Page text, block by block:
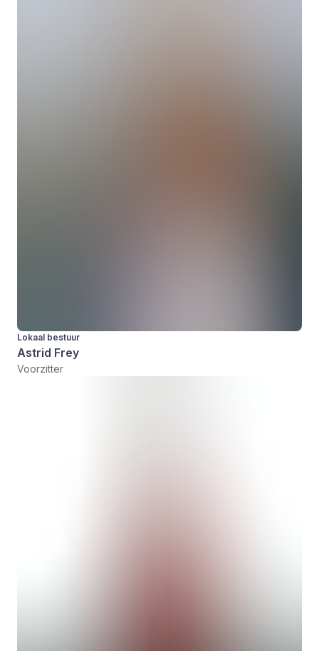
Lokaal bestuur
Astrid Frey
Voorzitter